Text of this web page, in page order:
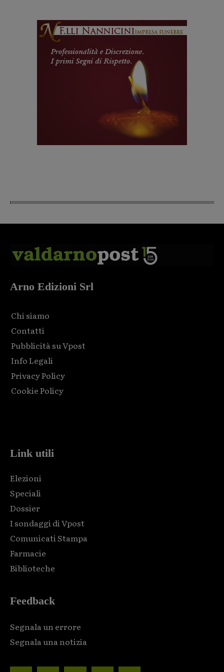
Arno Edizioni Srl
Chi siamo
Contatti
Pubblicità su Vpost
Info Legali
Privacy Policy
Cookie Policy
Link utili
Elezioni
Speciali
Dossier
I sondaggi di Vpost
Comunicati Stampa
Farmacie
Biblioteche
Feedback
Segnala un errore
Segnala una notizia